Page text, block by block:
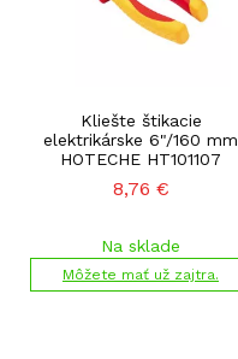
Kliešte štikacie
elektrikárske 6"/160 mm
HOTECHE HT101107
8,76 €
Na sklade
Môžete mať už zajtra.